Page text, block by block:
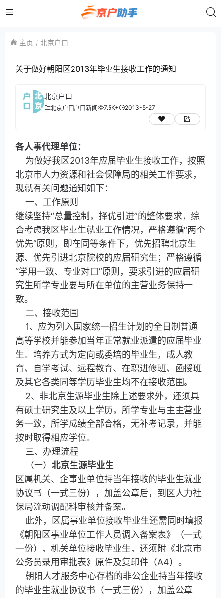
主页 北京户口
关于做好朝阳区2013年毕业生接收工作的通知
北京户口
北京户口 户口新闻 7.5K+ 2013-5-27
各人事代理单位：
为做好我区2013年应届毕业生接收工作，按照
北京市人力资源和社会保障局的相关工作要求，
现就有关问题通知如下：
一、工作原则
继续坚持“总量控制，择优引进”的整体要求，综
合考虑我区毕业生就业工作情况，严格遵循“两个
优先”原则，即在同等条件下，优先招聘北京生
源、优先引进北京院校的应届研究生；严格遵循
“学用一致、专业对口”原则，要求引进的应届研
究生所学专业要与所在单位的主营业务保持一
致。
二、接收范围
1、应为列入国家统一招生计划的全日制普通
高等学校并能参加当年正常就业派遣的应届毕业
生。培养方式为定向或委培的毕业生，成人教
育、自学考试、远程教育、在职进修班、函授班
及其它各类同等学历毕业生均不在接收范围。
2、非北京生源毕业生除上述要求外，还须具
有硕士研究生及以上学历，所学专业与主主营业
务一致，所学成绩全部合格，无补考记录，并能
按时取得相应学位。
三、办理流程
（一） 北京生源毕业生
区属机关、企事业单位持当年接收的毕业生就业
协议书（一式三份），加盖公章后，到区人力社
保局流动调配科审核并备案。
此外，区属事业单位接收毕业生还需同时填报
《朝阳区事业单位工作人员调入备案表》（一式
一份），机关单位接收毕业生，还须附《北京市
公务员录用审批表》原件及复印件（A4）。
朝阳人才服务中心存档的非公企业持当年接收
的毕业生就业协议书（一式三份），加盖公章